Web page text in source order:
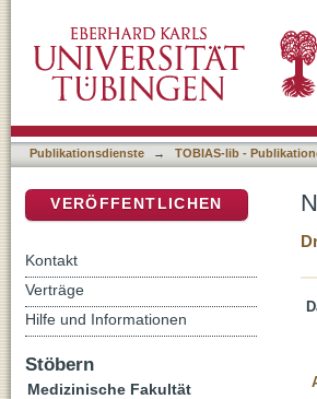
Publikationsdienste → TOBIAS-lib -
VERÖFFENTLICHEN
Kontakt
Verträge
Hilfe und Informationen
Stöbern
Medizinische Fakultät